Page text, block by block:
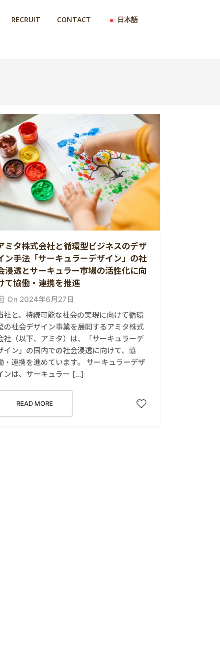
RECRUIT CONTACT 日本語
ミタ株式会社と循環型ビジネスのデザ
ン手法「サーキュラーデザイン」の社
浸透とサーキュラー市場の活性化に向
て協働・連携を推進
On 2024年6月27日
社と、持続可能な社会の実現に向けて循環
の社会デザイン事業を展開するアミタ株式
社（以下、アミタ）は、「サーキュラーデ
イン」の国内での社会浸透に向けて、協
・連携を進めています。 サーキュラーデザ
ンは、サーキュラー […]
READ MORE